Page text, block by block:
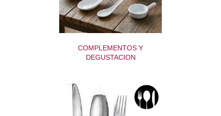
COMPLEMENTOS Y
DEGUSTACION